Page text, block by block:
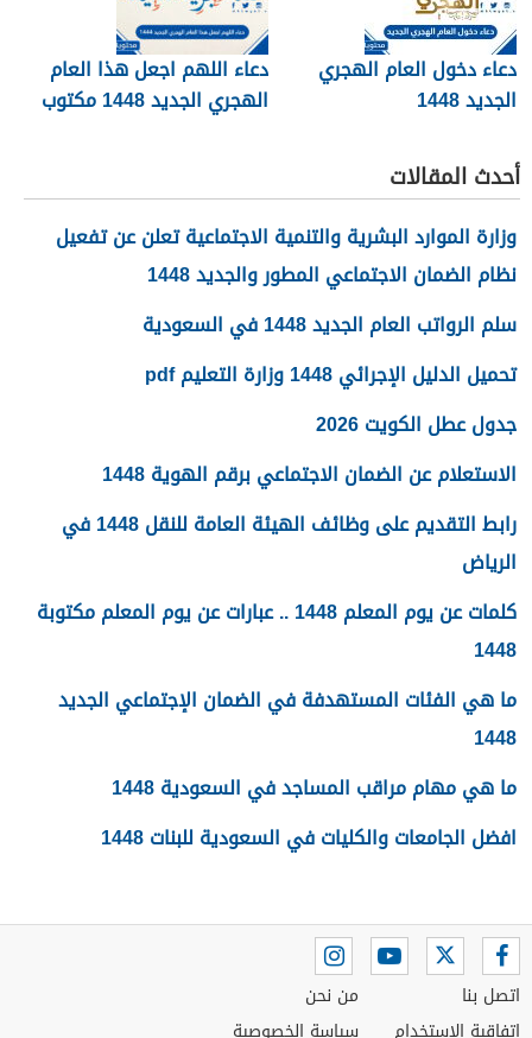
دعاء دخول العام الهجري
الجديد 1448
دعاء اللهم اجعل هذا العام
الهجري الجديد 1448 مكتوب
أحدث المقالات
وزارة الموارد البشرية والتنمية الاجتماعية تعلن عن تفعيل
نظام الضمان الاجتماعي المطور والجديد 1448
سلم الرواتب العام الجديد 1448 في السعودية
تحميل الدليل الإجرائي 1448 وزارة التعليم pdf
جدول عطل الكويت 2026
الاستعلام عن الضمان الاجتماعي برقم الهوية 1448
رابط التقديم على وظائف الهيئة العامة للنقل 1448 في
الرياض
كلمات عن يوم المعلم 1448 .. عبارات عن يوم المعلم مكتوبة
1448
ما هي الفئات المستهدفة في الضمان الإجتماعي الجديد
1448
ما هي مهام مراقب المساجد في السعودية 1448
افضل الجامعات والكليات في السعودية للبنات 1448
اتصل بنا
اتفاقية الاستخدام
من نحن
سياسة الخصوصية